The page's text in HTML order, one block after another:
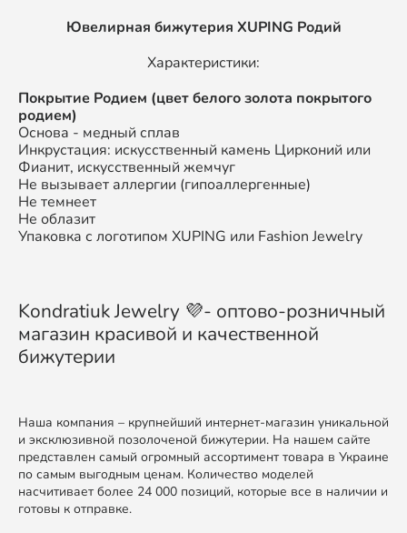
Ювелирная бижутерия XUPING Родий
Характеристики:
Покрытие Родием (цвет белого золота покрытого
родием)
Основа - медный сплав
Инкрустация: искусственный камень Цирконий или
Фианит, искусственный жемчуг
Не вызывает аллергии (гипоаллергенные)
Не темнеет
Не облазит
Упаковка с логотипом XUPING или Fashion Jewelry
Kondratiuk Jewelry 💜- оптово-розничный
магазин красивой и качественной
бижутерии
Наша компания – крупнейший интернет-магазин уникальной
и эксклюзивной позолоченой бижутерии. На нашем сайте
представлен самый огромный ассортимент товара в Украине
по самым выгодным ценам. Количество моделей
насчитивает более 24 000 позиций, которые все в наличии и
готовы к отправке.